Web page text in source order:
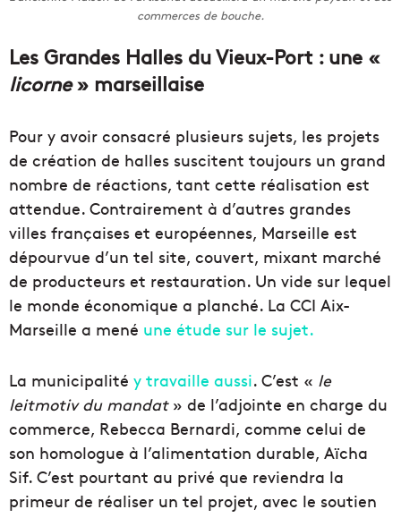
commerces de bouche.
Les Grandes Halles du Vieux-Port : une «
licorne» marseillaise
Pour y avoir consacré plusieurs sujets, les projets
de création de halles suscitent toujours un grand
nombre de réactions, tant cette réalisation est
attendue. Contrairement à d’autres grandes
villes françaises et européennes, Marseille est
dépourvue d’un tel site, couvert, mixant marché
de producteurs et restauration. Un vide sur lequel
le monde économique a planché. La CCI Aix-
Marseille a mené une étude sur le sujet.
La municipalité y travaille aussi. C’est « le
leitmotiv du mandat» de l’adjointe en charge du
commerce, Rebecca Bernardi, comme celui de
son homologue à l’alimentation durable, Aïcha
Sif. C’est pourtant au privé que reviendra la
primeur de réaliser un tel projet, avec le soutien